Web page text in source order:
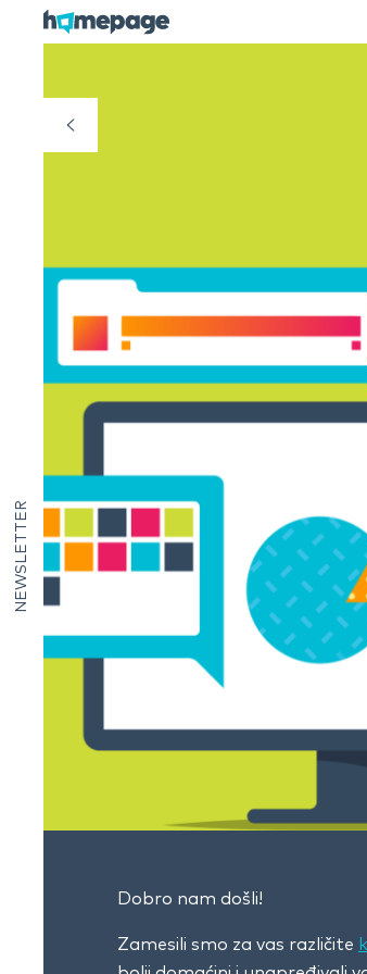
NEWSLETTER
Dobro nam došli!
Zamesili smo za vas različite